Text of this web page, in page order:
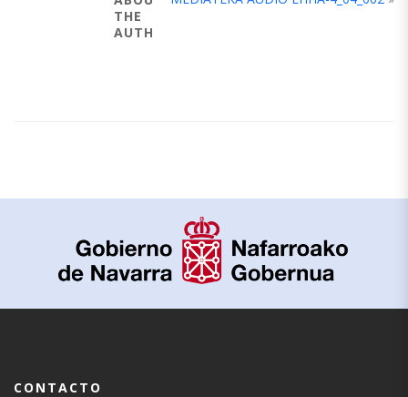
THE
AUTHOR
CONTACTO